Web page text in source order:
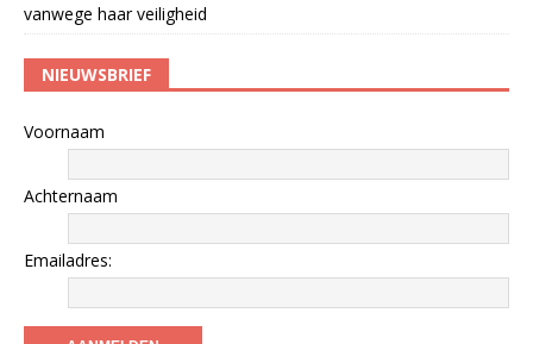
vanwege haar veiligheid
NIEUWSBRIEF
Voornaam
Achternaam
Emailadres: